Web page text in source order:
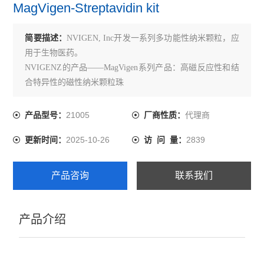
MagVigen-Streptavidin kit
简要描述：NVIGEN, Inc开发一系列多功能性纳米颗粒，应
用于生物医药。
NVIGENZ的产品——MagVigen系列产品：高磁反应性和结
合特异性的磁性纳米颗粒珠
产品型号：21005 厂商性质： 代理商
更新时间：2025-10-26 访 问 量： 2839
产品咨询 联系我们
产品介绍